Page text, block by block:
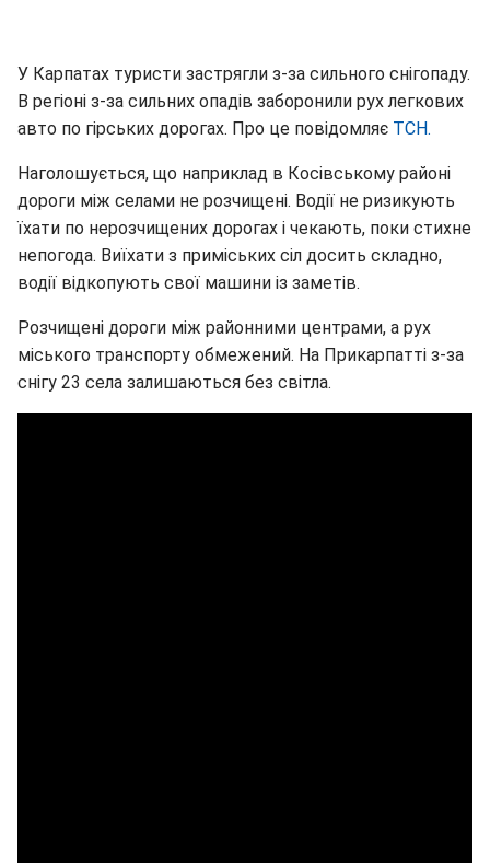
У Карпатах туристи застрягли з-за сильного снігопаду.
В регіоні з-за сильних опадів заборонили рух легкових
авто по гірських дорогах. Про це повідомляє ТСН.
Наголошується, що наприклад в Косівському районі
дороги між селами не розчищені. Водії не ризикують
їхати по нерозчищених дорогах і чекають, поки стихне
непогода. Виїхати з приміських сіл досить складно,
водії відкопують свої машини із заметів.
Розчищені дороги між районними центрами, а рух
міського транспорту обмежений. На Прикарпатті з-за
снігу 23 села залишаються без світла.